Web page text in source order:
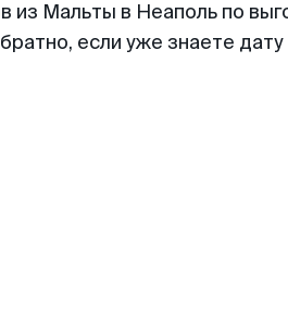
из Мальты в Неаполь по
если уже знаете